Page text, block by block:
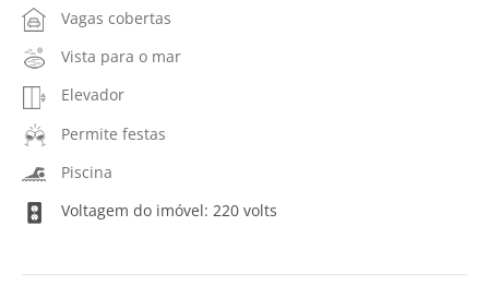
Vagas cobertas
Vista para o mar
Elevador
Permite festas
Piscina
Voltagem do imóvel: 220 volts